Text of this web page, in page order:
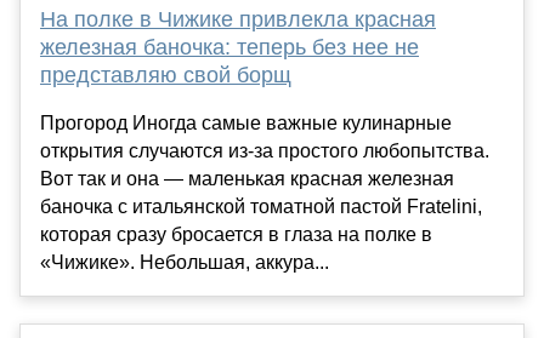
На полке в Чижике привлекла красная
железная баночка: теперь без нее не
представляю свой борщ
Прогород Иногда самые важные кулинарные
открытия случаются из-за простого любопытства.
Вот так и она — маленькая красная железная
баночка с итальянской томатной пастой Fratelini,
которая сразу бросается в глаза на полке в
«Чижике». Небольшая, аккура...